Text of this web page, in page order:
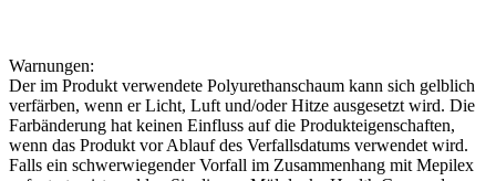
Warnungen:
Der im Produkt verwendete Polyurethanschaum kann sich gelblich
verfärben, wenn er Licht, Luft und/oder Hitze ausgesetzt wird. Die
Farbänderung hat keinen Einfluss auf die Produkteigenschaften,
wenn das Produkt vor Ablauf des Verfallsdatums verwendet wird.
Falls ein schwerwiegender Vorfall im Zusammenhang mit Mepilex